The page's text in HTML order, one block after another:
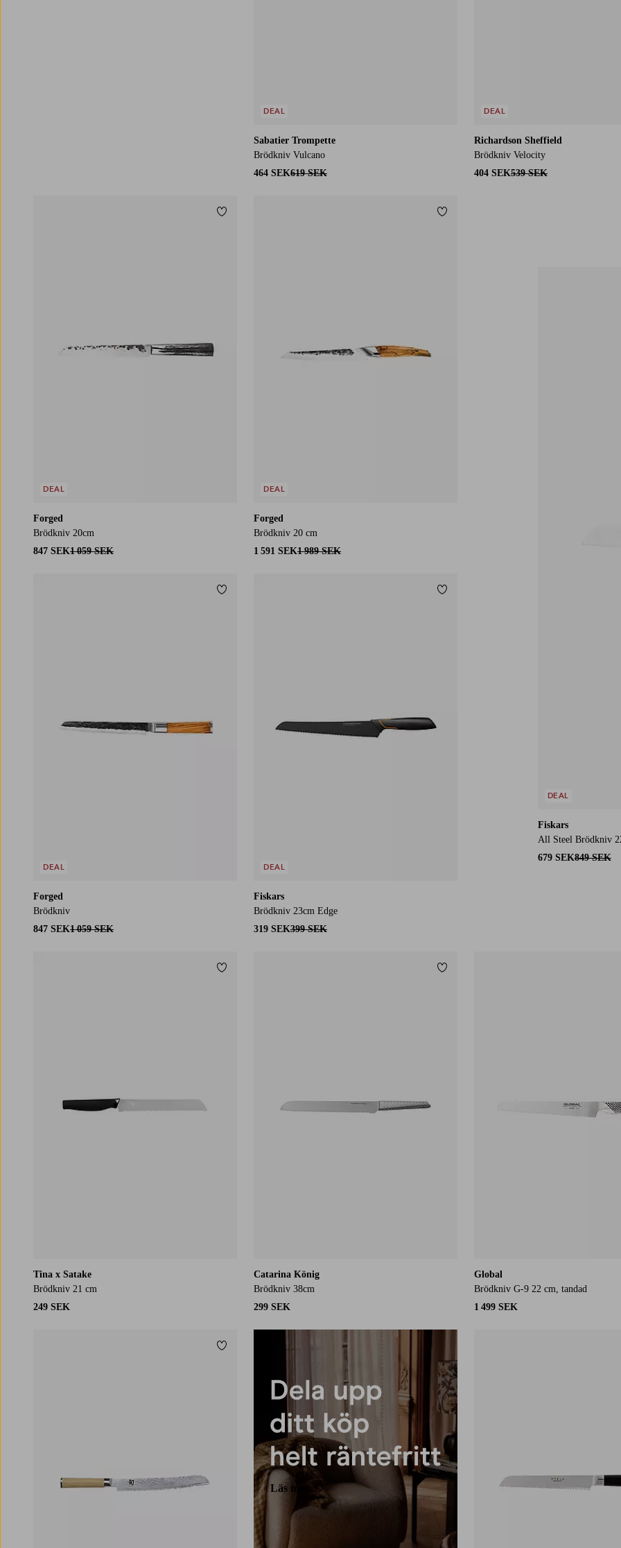
Fiskars
All Steel Brödkniv
679 SEK849 SEK
DEAL
Sabatier Trompette
Brödkniv Vulcano
464 SEK619 SEK
DEAL
Richardson Sheffield
Brödkniv Velocity
404 SEK539 SEK
DEAL
Forged
Brödkniv 20cm
847 SEK1 059 SEK
DEAL
Lägg till i favoriter
Forged
Brödkniv 20 cm
1 591 SEK1 989 SEK
DEAL
Lägg till i favoriter
Forged
Brödkniv
847 SEK1 059 SEK
DEAL
Lägg till i favoriter
Fiskars
Brödkniv 23cm Edge
319 SEK399 SEK
DEAL
Lägg till i favoriter
Tina x Satake
Brödkniv 21 cm
249 SEK
Lägg till i favoriter
Catarina König
Brödkniv 38cm
299 SEK
Lägg till i favoriter
Global
Brödkniv G-9 22 cm, tandad
1 499 SEK
Lägg till i favoriter
Läs mer